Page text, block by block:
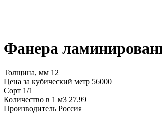
Фанера
Толщина, мм 12
Цена за кубический метр 56000
Сорт 1/1
Количество в 1 м3 27.99
Производитель Россия